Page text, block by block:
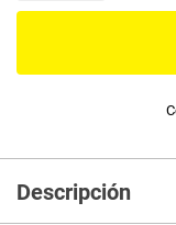
Descripción